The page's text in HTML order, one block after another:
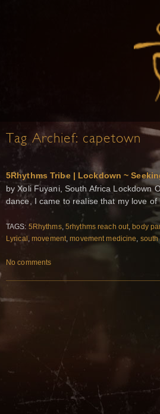
Tag Archief: capetown
5Rhythms Tribe | Lockdown ~
by Xoli Fuyani, South Africa Lockdown
dance, I came to realise that my love
TAGS: 5Rhythms, 5rhythms reach out, body
Lyrical ,movement,movement medicine, south
No comments